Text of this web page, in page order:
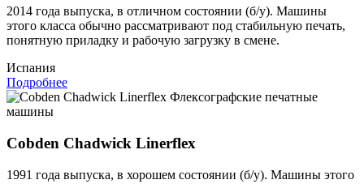
2014 года выпуска, в отличном состоянии (б/у). Машины
этого класса обычно рассматривают под стабильную печать,
понятную приладку и рабочую загрузку в смене.
Испания
Подробнее
Флексографские печатные
машины
Cobden Chadwick Linerflex
1991 года выпуска, в хорошем состоянии (б/у). Машины этого